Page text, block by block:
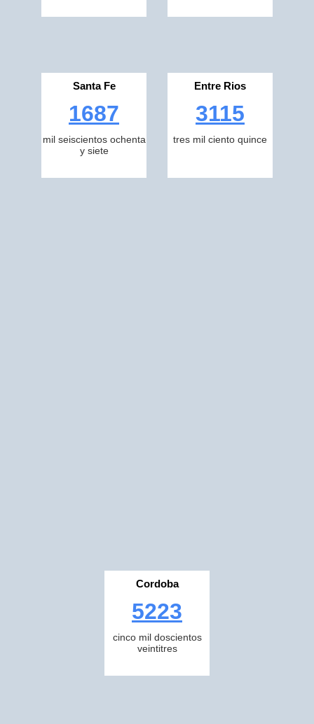
Santa Fe
1687
mil seiscientos ochenta
y siete
Entre Rios
3115
tres mil ciento quince
Cordoba
5223
cinco mil doscientos
veintitres